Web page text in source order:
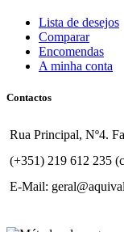
Lista de desejos
Comparar
Encomendas
A minha conta
Contactos
Rua Principal, Nº4.
(+351) 219 612 235
E-Mail: